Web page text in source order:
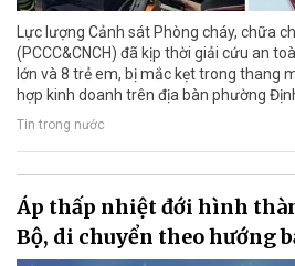
Lực lượng Cảnh sát Phòng cháy, chữa
(PCCC&CNCH) đã kịp thời giải cứu an
lớn và 8 trẻ em, bị mắc kẹt trong thang
hợp kinh doanh trên địa bàn phường
Tin trong nước
Áp thấp nhiệt đới hình
Bộ, di chuyển theo hướng